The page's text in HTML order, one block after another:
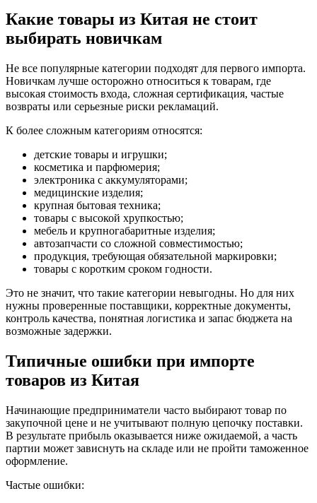
Какие товары из Китая не стоит
выбирать новичкам
Не все популярные категории подходят для первого импорта.
Новичкам лучше осторожно относиться к товарам, где
высокая стоимость входа, сложная сертификация, частые
возвраты или серьезные риски рекламаций.
К более сложным категориям относятся:
детские товары и игрушки;
косметика и парфюмерия;
электроника с аккумуляторами;
медицинские изделия;
крупная бытовая техника;
товары с высокой хрупкостью;
мебель и крупногабаритные изделия;
автозапчасти со сложной совместимостью;
продукция, требующая обязательной маркировки;
товары с коротким сроком годности.
Это не значит, что такие категории невыгодны. Но для них
нужны проверенные поставщики, корректные документы,
контроль качества, понятная логистика и запас бюджета на
возможные задержки.
Типичные ошибки при импорте
товаров из Китая
Начинающие предприниматели часто выбирают товар по
закупочной цене и не учитывают полную цепочку поставки.
В результате прибыль оказывается ниже ожидаемой, а часть
партии может зависнуть на складе или не пройти таможенное
оформление.
Частые ошибки: